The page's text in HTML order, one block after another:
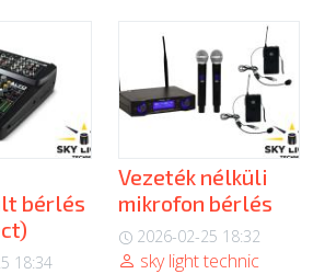
bérlés
18:34
Vezeték nélküli
mikrofon bérlés
2026-02-25 18:32
sky light technic